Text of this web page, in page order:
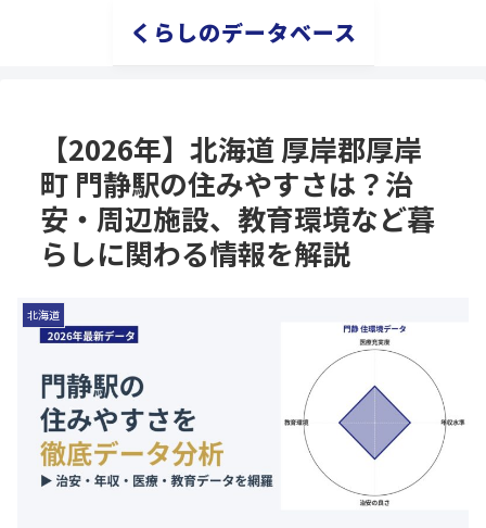
くらしのデータベース
【2026年】北海道 厚岸郡厚岸
町 門静駅の住みやすさは？治
安・周辺施設、教育環境など暮
らしに関わる情報を解説
北海道